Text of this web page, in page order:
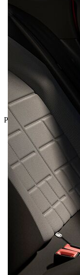
Preço total incluindo IVA